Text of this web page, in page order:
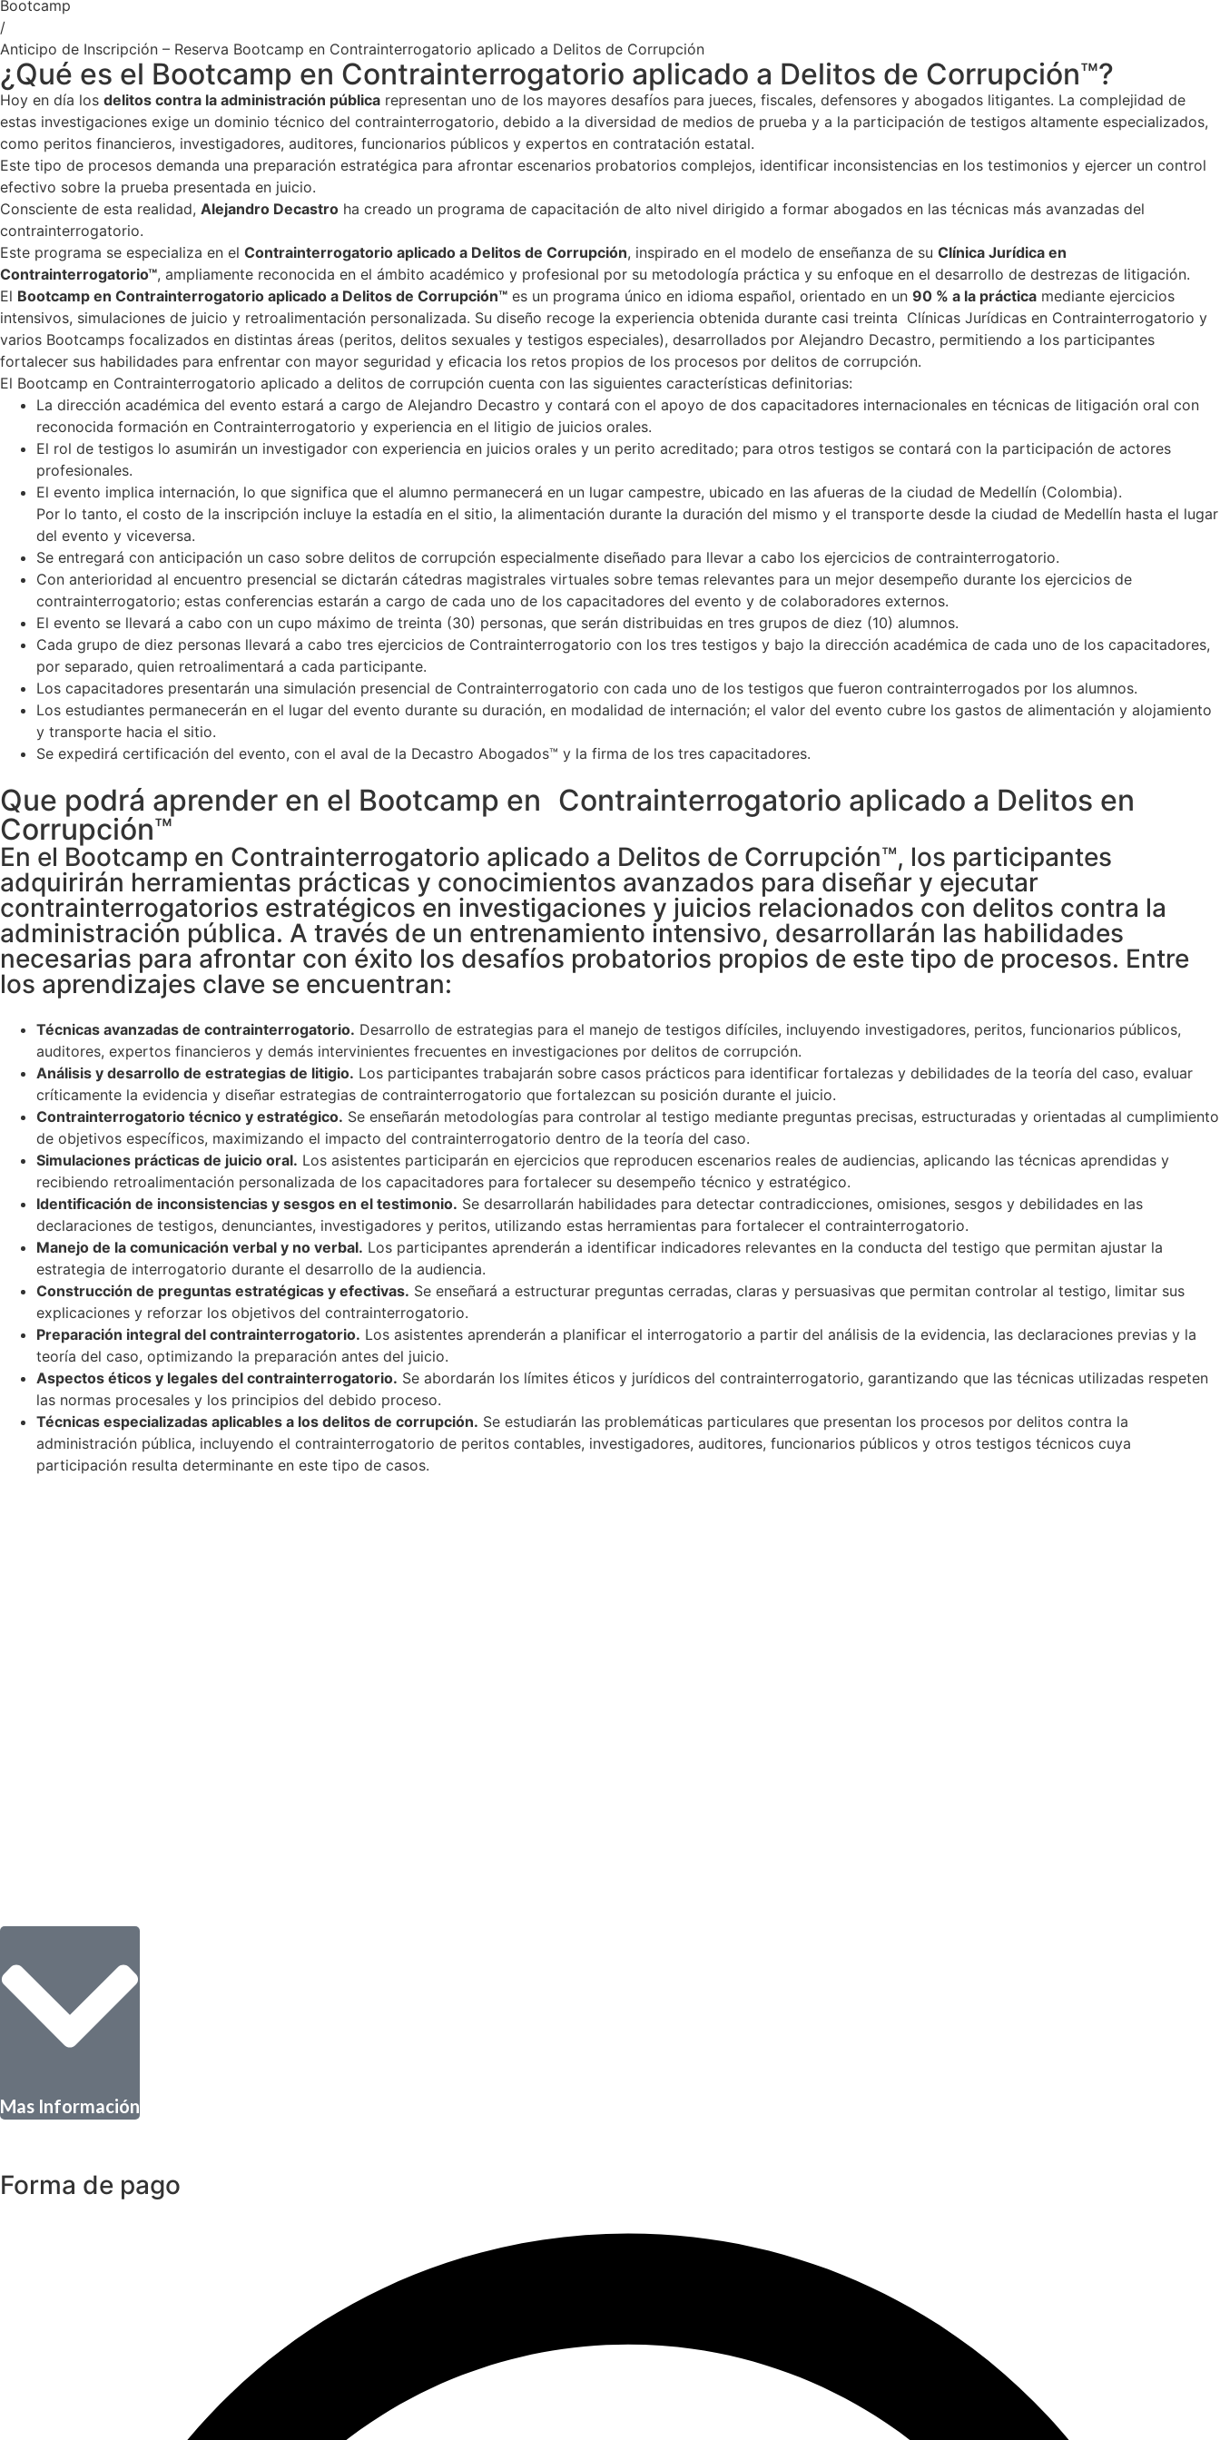
Bootcamp
/
Anticipo de Inscripción – Reserva Bootcamp en Contrainterrogatorio aplicado a Delitos de Corrupción
¿Qué es el Bootcamp en Contrainterrogatorio aplicado a Delitos de Corrupción™?
Hoy en día los delitos contra la administración pública representan uno de los mayores desafíos para jueces, fiscales, defensores y abogados litigantes. La complejidad de
estas investigaciones exige un dominio técnico del contrainterrogatorio, debido a la diversidad de medios de prueba y a la participación de testigos altamente especializados,
como peritos financieros, investigadores, auditores, funcionarios públicos y expertos en contratación estatal.
Este tipo de procesos demanda una preparación estratégica para afrontar escenarios probatorios complejos, identificar inconsistencias en los testimonios y ejercer un control
efectivo sobre la prueba presentada en juicio.
Consciente de esta realidad, Alejandro Decastro ha creado un programa de capacitación de alto nivel dirigido a formar abogados en las técnicas más avanzadas del
contrainterrogatorio.
Este programa se especializa en el Contrainterrogatorio aplicado a Delitos de Corrupción, inspirado en el modelo de enseñanza de su Clínica Jurídica en
Contrainterrogatorio™, ampliamente reconocida en el ámbito académico y profesional por su metodología práctica y su enfoque en el desarrollo de destrezas de litigación.
El Bootcamp en Contrainterrogatorio aplicado a Delitos de Corrupción™ es un programa único en idioma español, orientado en un 90 % a la práctica mediante ejercicios
intensivos, simulaciones de juicio y retroalimentación personalizada. Su diseño recoge la experiencia obtenida durante casi treinta Clínicas Jurídicas en Contrainterrogatorio y
varios Bootcamps focalizados en distintas áreas (peritos, delitos sexuales y testigos especiales), desarrollados por Alejandro Decastro, permitiendo a los participantes
fortalecer sus habilidades para enfrentar con mayor seguridad y eficacia los retos propios de los procesos por delitos de corrupción.
El Bootcamp en Contrainterrogatorio aplicado a delitos de corrupción cuenta con las siguientes características definitorias:
La dirección académica del evento estará a cargo de Alejandro Decastro y contará con el apoyo de dos capacitadores internacionales en técnicas de litigación oral con
reconocida formación en Contrainterrogatorio y experiencia en el litigio de juicios orales.
El rol de testigos lo asumirán un investigador con experiencia en juicios orales y un perito acreditado; para otros testigos se contará con la participación de actores
profesionales.
El evento implica internación, lo que significa que el alumno permanecerá en un lugar campestre, ubicado en las afueras de la ciudad de Medellín (Colombia).
Por lo tanto, el costo de la inscripción incluye la estadía en el sitio, la alimentación durante la duración del mismo y el transporte desde la ciudad de Medellín hasta el lugar
del evento y viceversa.
Se entregará con anticipación un caso sobre delitos de corrupción especialmente diseñado para llevar a cabo los ejercicios de contrainterrogatorio.
Con anterioridad al encuentro presencial se dictarán cátedras magistrales virtuales sobre temas relevantes para un mejor desempeño durante los ejercicios de
contrainterrogatorio; estas conferencias estarán a cargo de cada uno de los capacitadores del evento y de colaboradores externos.
El evento se llevará a cabo con un cupo máximo de treinta (30) personas, que serán distribuidas en tres grupos de diez (10) alumnos.
Cada grupo de diez personas llevará a cabo tres ejercicios de Contrainterrogatorio con los tres testigos y bajo la dirección académica de cada uno de los capacitadores,
por separado, quien retroalimentará a cada participante.
Los capacitadores presentarán una simulación presencial de Contrainterrogatorio con cada uno de los testigos que fueron contrainterrogados por los alumnos.
Los estudiantes permanecerán en el lugar del evento durante su duración, en modalidad de internación; el valor del evento cubre los gastos de alimentación y alojamiento
y transporte hacia el sitio.
Se expedirá certificación del evento, con el aval de la Decastro Abogados™ y la firma de los tres capacitadores.
Que podrá aprender en el Bootcamp en Contrainterrogatorio aplicado a Delitos en
Corrupción™
En el Bootcamp en Contrainterrogatorio aplicado a Delitos de Corrupción™, los participantes
adquirirán herramientas prácticas y conocimientos avanzados para diseñar y ejecutar
contrainterrogatorios estratégicos en investigaciones y juicios relacionados con delitos contra la
administración pública. A través de un entrenamiento intensivo, desarrollarán las habilidades
necesarias para afrontar con éxito los desafíos probatorios propios de este tipo de procesos. Entre
los aprendizajes clave se encuentran:
Técnicas avanzadas de contrainterrogatorio. Desarrollo de estrategias para el manejo de testigos difíciles, incluyendo investigadores, peritos, funcionarios públicos,
auditores, expertos financieros y demás intervinientes frecuentes en investigaciones por delitos de corrupción.
Análisis y desarrollo de estrategias de litigio. Los participantes trabajarán sobre casos prácticos para identificar fortalezas y debilidades de la teoría del caso, evaluar
críticamente la evidencia y diseñar estrategias de contrainterrogatorio que fortalezcan su posición durante el juicio.
Contrainterrogatorio técnico y estratégico. Se enseñarán metodologías para controlar al testigo mediante preguntas precisas, estructuradas y orientadas al cumplimiento
de objetivos específicos, maximizando el impacto del contrainterrogatorio dentro de la teoría del caso.
Simulaciones prácticas de juicio oral. Los asistentes participarán en ejercicios que reproducen escenarios reales de audiencias, aplicando las técnicas aprendidas y
recibiendo retroalimentación personalizada de los capacitadores para fortalecer su desempeño técnico y estratégico.
Identificación de inconsistencias y sesgos en el testimonio. Se desarrollarán habilidades para detectar contradicciones, omisiones, sesgos y debilidades en las
declaraciones de testigos, denunciantes, investigadores y peritos, utilizando estas herramientas para fortalecer el contrainterrogatorio.
Manejo de la comunicación verbal y no verbal. Los participantes aprenderán a identificar indicadores relevantes en la conducta del testigo que permitan ajustar la
estrategia de interrogatorio durante el desarrollo de la audiencia.
Construcción de preguntas estratégicas y efectivas. Se enseñará a estructurar preguntas cerradas, claras y persuasivas que permitan controlar al testigo, limitar sus
explicaciones y reforzar los objetivos del contrainterrogatorio.
Preparación integral del contrainterrogatorio. Los asistentes aprenderán a planificar el interrogatorio a partir del análisis de la evidencia, las declaraciones previas y la
teoría del caso, optimizando la preparación antes del juicio.
Aspectos éticos y legales del contrainterrogatorio. Se abordarán los límites éticos y jurídicos del contrainterrogatorio, garantizando que las técnicas utilizadas respeten
las normas procesales y los principios del debido proceso.
Técnicas especializadas aplicables a los delitos de corrupción. Se estudiarán las problemáticas particulares que presentan los procesos por delitos contra la
administración pública, incluyendo el contrainterrogatorio de peritos contables, investigadores, auditores, funcionarios públicos y otros testigos técnicos cuya
participación resulta determinante en este tipo de casos.
Mas Información
Forma de pago